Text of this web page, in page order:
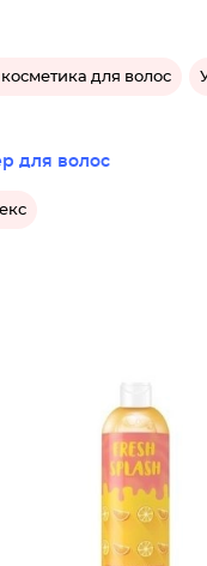
для волос
для волос